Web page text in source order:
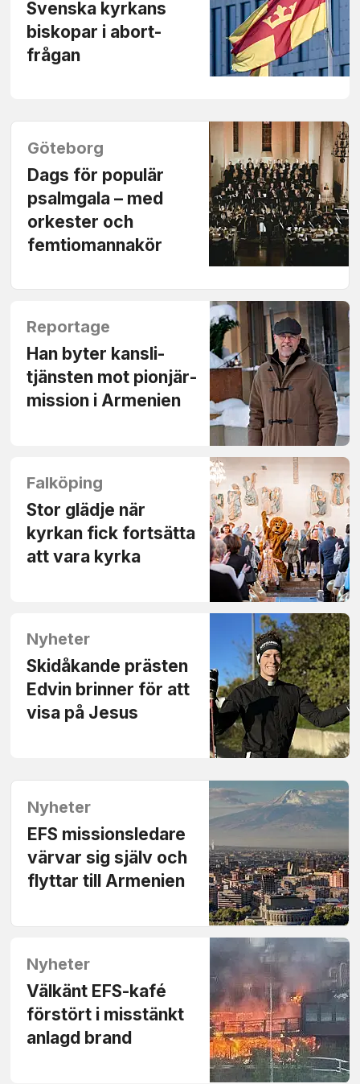
Svenska kyrkans
biskopar i abort­
frågan
Göteborg
Dags för populär
psalm­gala – med
orkester och
femtio­manna­kör
Reportage
Han byter kansli­
tjänsten mot pionjär­
mission i Armenien
Falköping
Stor glädje när
kyrkan fick fortsätta
att vara kyrka
Nyheter
Skidåkande prästen
Edvin brinner för att
visa på Jesus
Nyheter
EFS missionsledare
värvar sig själv och
flyttar till Armenien
Nyheter
Välkänt EFS-kafé
förstört i misstänkt
anlagd brand